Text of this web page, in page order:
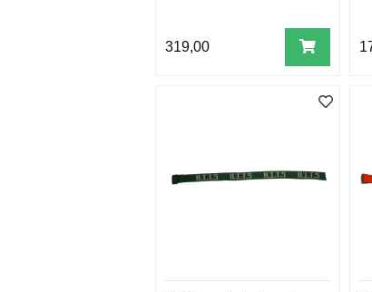
319,00